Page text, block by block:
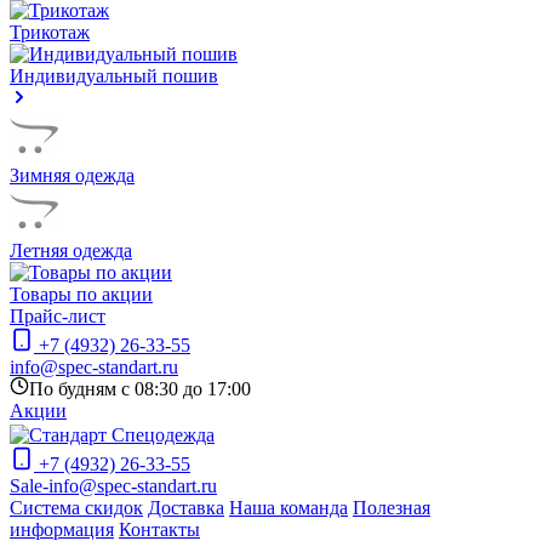
Трикотаж
Индивидуальный пошив
Зимняя одежда
Летняя одежда
Товары по акции
Прайс-лист
+7 (4932) 26-33-55
info@spec-standart.ru
По будням с 08:30 до 17:00
Акции
+7 (4932) 26-33-55
Sale-info@spec-standart.ru
Система скидок Доставка Наша команда Полезная
информация Контакты